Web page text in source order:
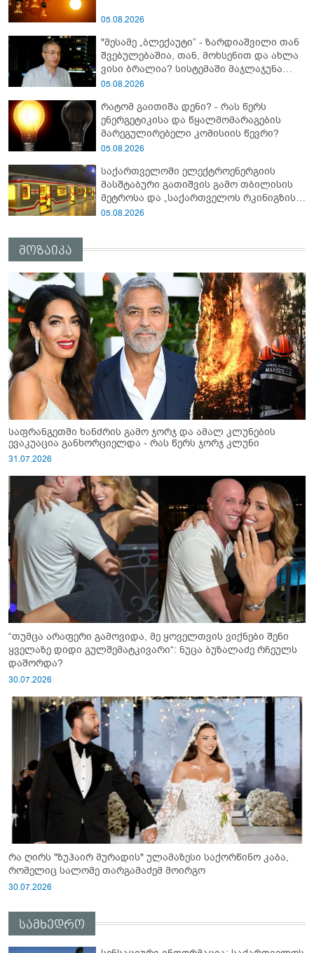
05.08.2026
"მესამე „ბლექაუტი” - ზარდიაშვილი თან
შვებულებაშია, თან, მოხსენით და ახლა
ვისი ბრალია? სისტემაში მაჯლაჯუნა
ჩატოვა?" - რას წერს გივი თარგამაძე
05.08.2026
რატომ გაითიშა დენი? - რას წერს
ენერგეტიკისა და წყალმომარაგების
მარეგულირებელი კომისიის წევრი?
05.08.2026
საქართველოში ელექტროენერგიის
მასშტაბური გათიშვის გამო თბილისის
მეტროსა და „საქართველოს რკინიგზის“
მუშაობა შეფერხდა
05.08.2026
მოზაიკა
საფრანგეთში ხანძრის გამო ჯორჯ და ამალ კლუნების
ევაკუაცია განხორციელდა - რას წერს ჯორჯ კლუნი
31.07.2026
“თუმცა არაფერი გამოვიდა, მე ყოველთვის ვიქნები შენი
ყველაზე დიდი გულშემატკივარი“: ნუცა ბუზალაძე რჩეულს
დაშორდა?
30.07.2026
რა ღირს "ზუჰაირ მურადის" ულამაზესი საქორწინო კაბა,
რომელიც სალომე თარგამაძემ მოირგო
30.07.2026
სამხედრო